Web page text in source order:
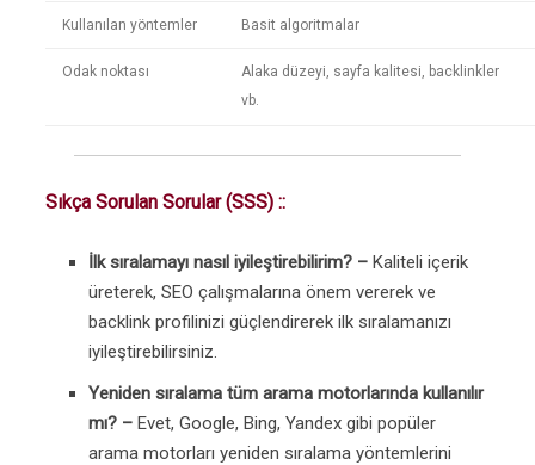
Kullanılan yöntemler Basit algoritmalar
Odak noktası
Alaka düzeyi, sayfa kalitesi, backlinkler
vb.
Sıkça Sorulan Sorular (SSS) ::
İlk sıralamayı nasıl iyileştirebilirim? – Kaliteli içerik
üreterek, SEO çalışmalarına önem vererek ve
backlink profilinizi güçlendirerek ilk sıralamanızı
iyileştirebilirsiniz.
Yeniden sıralama tüm arama motorlarında kullanılır
mı? – Evet, Google, Bing, Yandex gibi popüler
arama motorları yeniden sıralama yöntemlerini